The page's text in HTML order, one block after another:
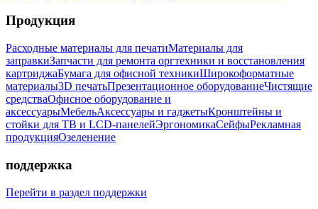
Продукция
Расходные материалы для печатиМатериалы для
заправкиЗапчасти для ремонта оргтехники и восстановления
картриджаБумага для офисной техникиШирокоформатные
материалы3D печатьПрезентационное оборудованиеЧистящие
средстваОфисное оборудование и
аксессуарыМебельАксессуары и гаджетыКронштейны и
стойки для ТВ и LCD-панелейЭргономикаСейфыРекламная
продукцияОзеленение
поддержка
Перейти в раздел поддержки